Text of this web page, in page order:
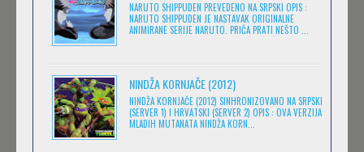
BEM
DARWIN'S GAME
Sinhronizovano (400) Škola (1)
Sport (11) Srpski (507)
Srpski. (1) Srpski. Yugioh (1)
Strašne priče za
plašljivu decu
(1)
Titlovano
Triler (1)
NARUTO SHIPPUDEN PREVEDENO NA SRPSKI OPIS :
NARUTO SHIPPUDEN JE NASTAVAK ORIGINALNE
ANIMIRANE SERIJE NARUTO. PRIČA PRATI NEŠTO ...
NINDŽA KORNJAČE (2012)
NINDŽA KORNJAČE (2012) SINHRONIZOVANO NA SRPSKI
(SERVER 1) I HRVATSKI (SERVER 2) OPIS : OVA VERZIJA
MLADIH MUTANATA NINDŽA KORN...